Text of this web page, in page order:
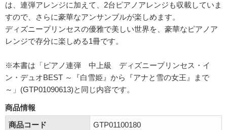
は、連弾アレンジに加えて、2台ピアノアレンジも収載していま
すので、さらに豪華なアンサンブルが楽しめます。
ディズニープリンセスの優雅で美しい世界を、豪華なピアノア
レンジで存分に楽しめる1冊です。
※本書は「ピアノ連弾 中上級 ディズニープリンセス・イ
ン・デュオBEST ～『白雪姫』から『アナと雪の女王』まで
～」(GTP01090613)と同じ内容です。
商品情報
商品コード
GTP01100180